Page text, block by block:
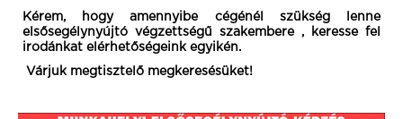
Kérem, hogy amennyibe cégénél szükség lenne
elsősegélynyújtó végzettségű szakembere , keresse fel
irodánkat elérhetőségeink egyikén.
Várjuk megtisztelő megkeresésüket!